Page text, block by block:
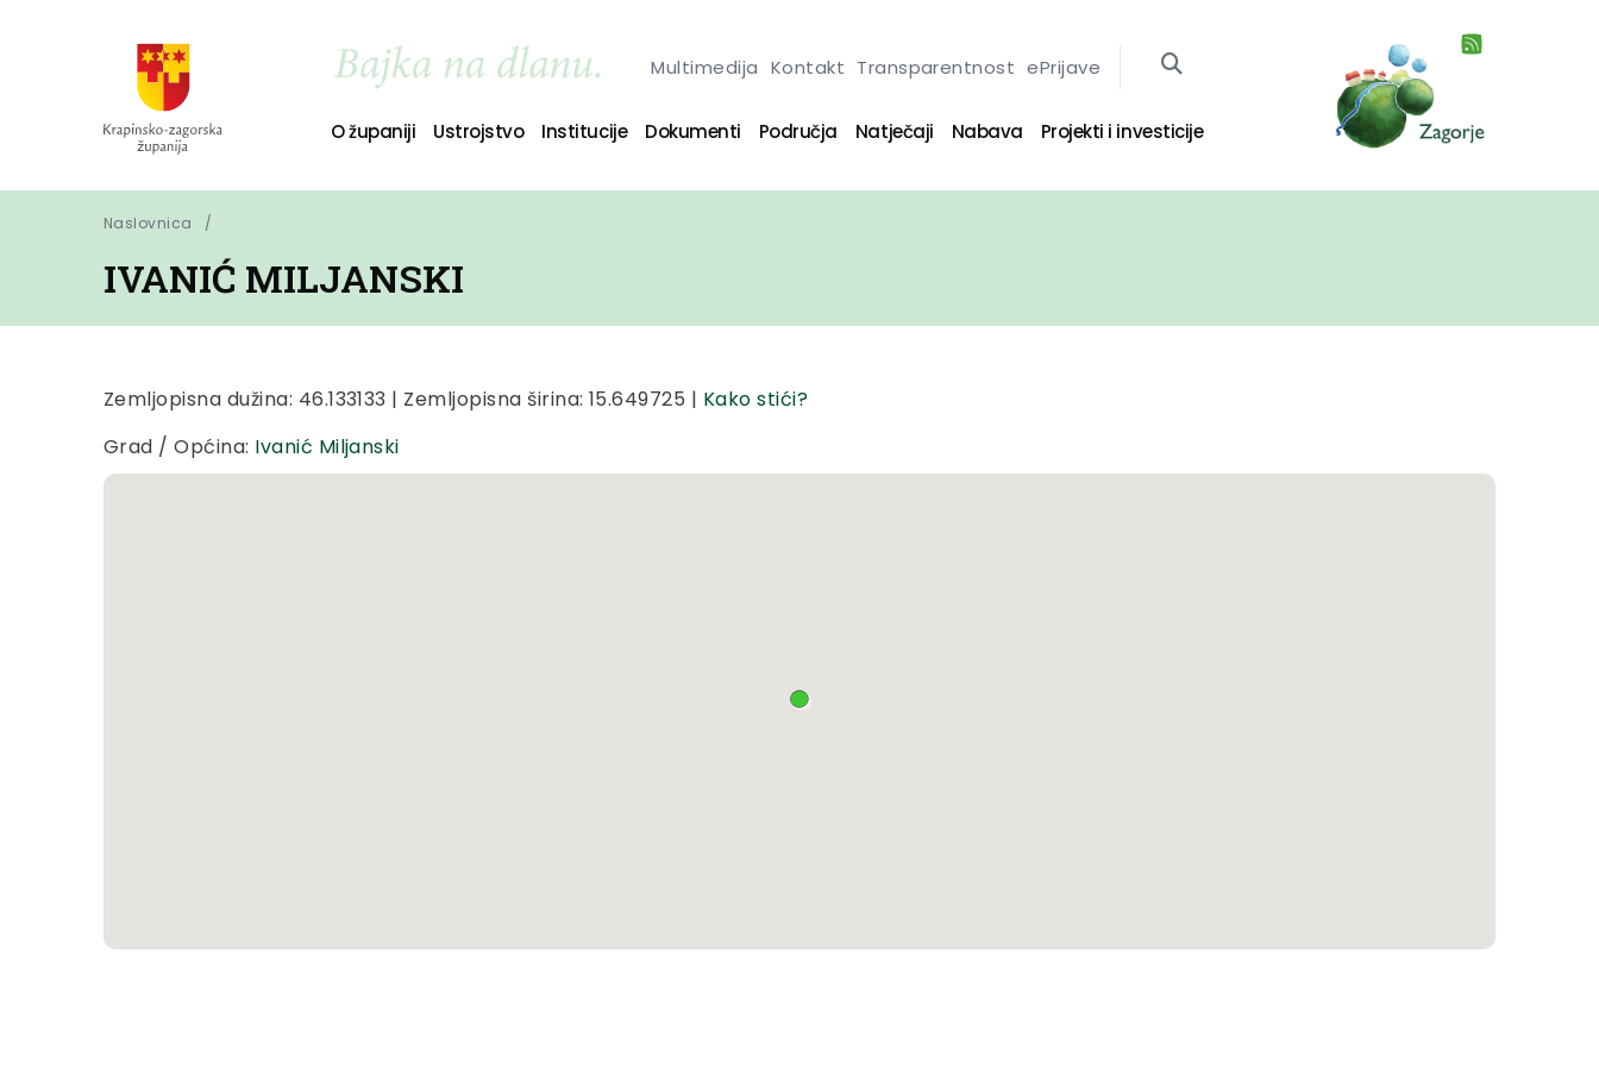
Multimedija Kontakt Transparentnost ePrijave
O županiji Ustrojstvo Institucije Dokumenti Područja Natječaji Nabava Projekti i investicije
Naslovnica
IVANIĆ MILJANSKI
Zemljopisna dužina: 46.133133 | Zemljopisna širina: 15.649725 | Kako stići?
Grad / Općina: Ivanić Miljanski